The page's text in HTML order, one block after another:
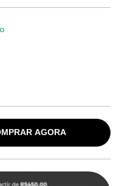
AGORA